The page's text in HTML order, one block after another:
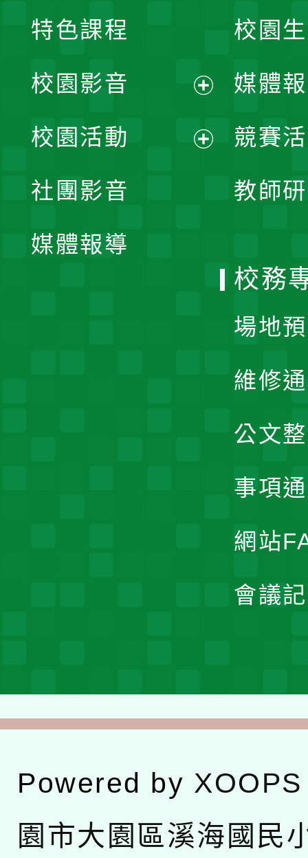
校園
媒體
競賽
教師
特色課程
校園影音
開
校園活動
社團影音
媒體報導
校務
場地
維修
公文
事項
網站
會議
Powered by XOOPS
園市大園區溪海國民